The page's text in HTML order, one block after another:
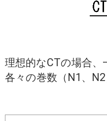
理想的なCTの場合
各々の巻数（N1、